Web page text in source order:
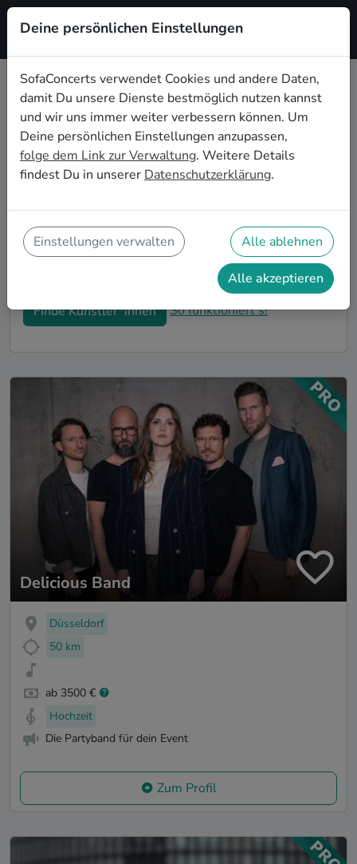
Registrieren
Electronic Hochzeitsbands buchen
in Hagen
Du bist auf der Suche nach einer Electronic
Hochzeitsband in Hagen für Deinen großen Tag? Dann
Du eine Vielzahl an professionellen Electronic
Hochzeitsbands in Hagen, die euer Fest zu einem
echten Highlight werden lassen. Buche jetzt genau
die richtige Live-Musik für eure Feierlichkeiten!
Finde Künstler*innen So funktioniert's!
Delicious Band
Düsseldorf
50 km
ab 3500 €
Hochzeit
Die Partyband für dein Event
Zum Profil
Deine persönlichen Einstellungen
SofaConcerts verwendet Cookies und andere Daten,
damit Du unsere Dienste bestmöglich nutzen kannst
und wir uns immer weiter verbessern können. Um
Deine persönlichen Einstellungen anzupassen,
folge dem Link zur Verwaltung. Weitere Details
findest Du in unserer Datenschutzerklärung.
Einstellungen verwalten Alle ablehnen
Alle akzeptieren